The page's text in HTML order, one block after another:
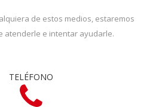
de estos medios, estaremos
atenderle e intentar ayudarle.
TELÉFONO